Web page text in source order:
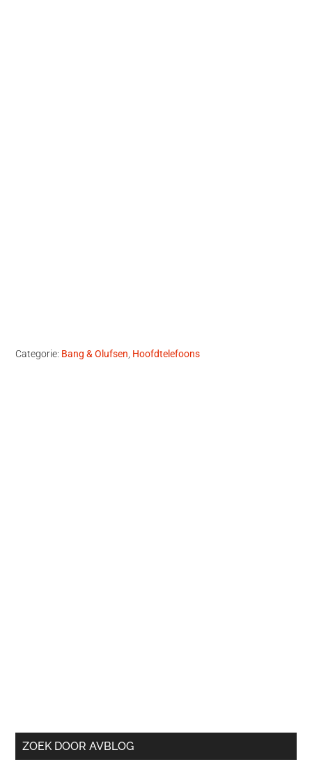
Categorie: Bang & Olufsen Hoofdtelefoons
ZOEK DOOR AVBLOG